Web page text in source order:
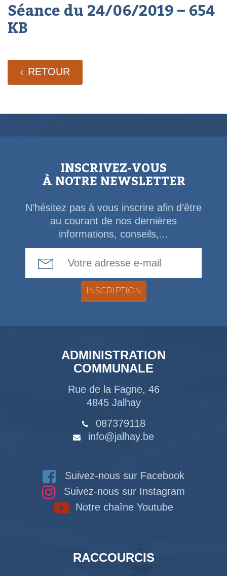
Séance du 24/06/2019 – 654
KB
RETOUR
INSCRIVEZ-VOUS
À NOTRE NEWSLETTER
N’hésitez pas à vous inscrire afin d’être
au courant de nos dernières
informations, conseils,...
ADMINISTRATION
COMMUNALE
Rue de la Fagne, 46
4845 Jalhay
087379118
info@jalhay.be
Suivez-nous sur Facebook
Suivez-nous sur Instagram
Notre chaîne Youtube
RACCOURCIS